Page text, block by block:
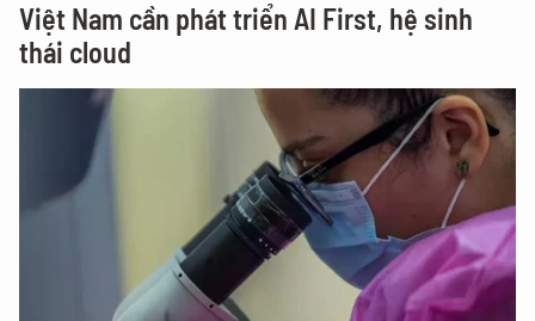
Việt Nam cần phát triển AI First, hệ sinh
thái cloud